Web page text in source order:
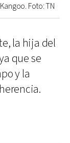
Foto: TN
la hija del
que se
y la